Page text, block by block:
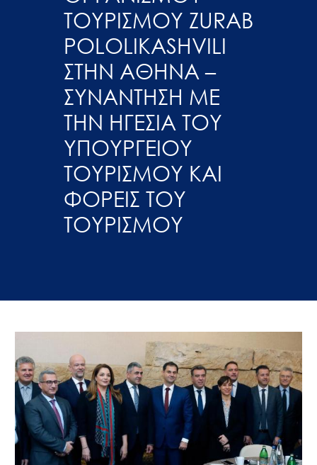
ΤΟΥΡΙΣΜΟΥ ZURAB
POLOLIKASHVILI
ΣΤΗΝ ΑΘΗΝΑ –
ΣΥΝΑΝΤΗΣΗ ΜΕ
ΤΗΝ ΗΓΕΣΙΑ ΤΟΥ
ΥΠΟΥΡΓΕΙΟΥ
ΤΟΥΡΙΣΜΟΥ ΚΑΙ
ΦΟΡΕΙΣ ΤΟΥ
ΤΟΥΡΙΣΜΟΥ